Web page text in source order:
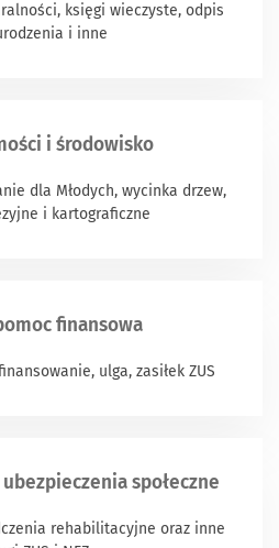
księgi wieczyste, odpis
i inne
i środowisko
dla Młodych, wycinka drzew,
i kartograficzne
finansowa
ulga, zasiłek ZUS
społeczne
rehabilitacyjne oraz inne